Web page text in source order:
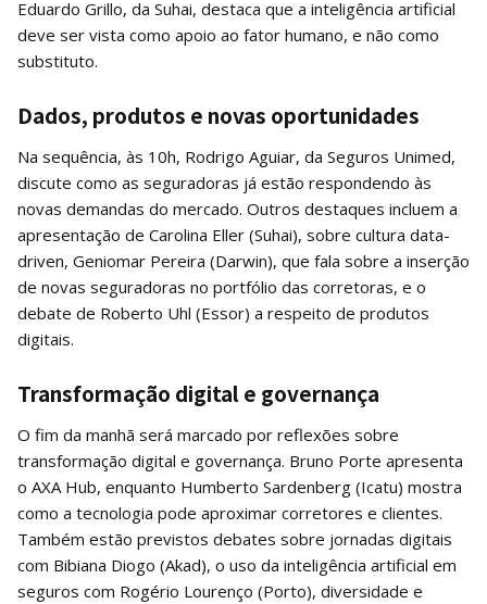
Eduardo Grillo, da Suhai, destaca que a inteligência artificial
deve ser vista como apoio ao fator humano, e não como
substituto.
Dados, produtos e novas oportunidades
Na sequência, às 10h, Rodrigo Aguiar, da Seguros Unimed,
discute como as seguradoras já estão respondendo às
novas demandas do mercado. Outros destaques incluem a
apresentação de Carolina Eller (Suhai), sobre cultura data-
driven, Geniomar Pereira (Darwin), que fala sobre a inserção
de novas seguradoras no portfólio das corretoras, e o
debate de Roberto Uhl (Essor) a respeito de produtos
digitais.
Transformação digital e governança
O fim da manhã será marcado por reflexões sobre
transformação digital e governança. Bruno Porte apresenta
o AXA Hub, enquanto Humberto Sardenberg (Icatu) mostra
como a tecnologia pode aproximar corretores e clientes.
Também estão previstos debates sobre jornadas digitais
com Bibiana Diogo (Akad), o uso da inteligência artificial em
seguros com Rogério Lourenço (Porto), diversidade e